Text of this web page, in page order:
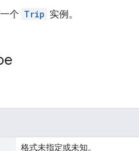
个 Trip 实例。
格式未指定或未知。